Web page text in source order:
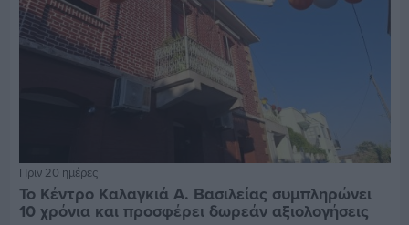
Πριν 20 ημέρες
Το Κέντρο Καλαγκιά Α. Βασιλείας συμπληρώνει
10 χρόνια και προσφέρει δωρεάν αξιολογήσεις